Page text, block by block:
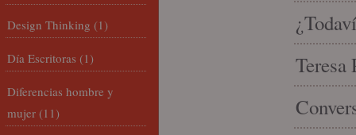
Teresa
Design Thinking (1)
Día Escritoras (1)
Diferencias hombre y
mujer (11)